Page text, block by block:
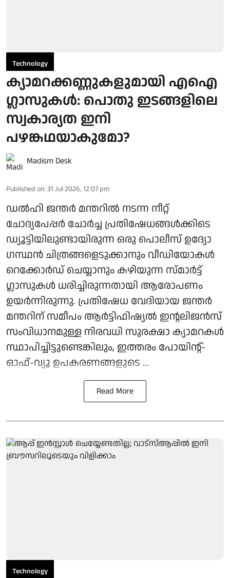
Technology
ക്യാമറക്കണ്ണുകളുമായി എഐ
ഗ്ലാസുകൾ: പൊതു ഇടങ്ങളിലെ
സ്വകാര്യത ഇനി
പഴങ്കഥയാകുമോ?
Madism Desk
Published on: 31 Jul 2026, 12:07 pm
ഡൽഹി ജന്തർ മന്തറിൽ നടന്ന നീറ്റ്
ചോദ്യപേപ്പർ ചോർച്ച പ്രതിഷേധങ്ങൾക്കിടെ
ഡ്യൂട്ടിയിലുണ്ടായിരുന്ന ഒരു പൊലീസ് ഉദ്യോ​
ഗസ്ഥൻ ചിത്രങ്ങളെടുക്കാനും വീഡിയോകൾ
റെക്കോർഡ് ചെയ്യാനും കഴിയുന്ന സ്മാർട്ട്
ഗ്ലാസുകൾ ധരിച്ചിരുന്നതായി ആരോപണം
ഉയർന്നിരുന്നു. പ്രതിഷേധ വേദിയായ ജന്തർ
മന്തറിന് സമീപം ആർട്ടിഫിഷ്യൽ ഇൻ്റലിജൻസ്
സംവിധാനമുള്ള നിരവധി സുരക്ഷാ ക്യാമറകൾ
സ്ഥാപിച്ചിട്ടുണ്ടെങ്കിലും, ഇത്തരം പോയിൻ്റ്-
ഓഫ്-വ്യൂ ഉപകരണങ്ങളുടെ ...
Read More
Technology